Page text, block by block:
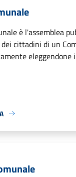
è l'assemblea
cittadini di un
eleggendone